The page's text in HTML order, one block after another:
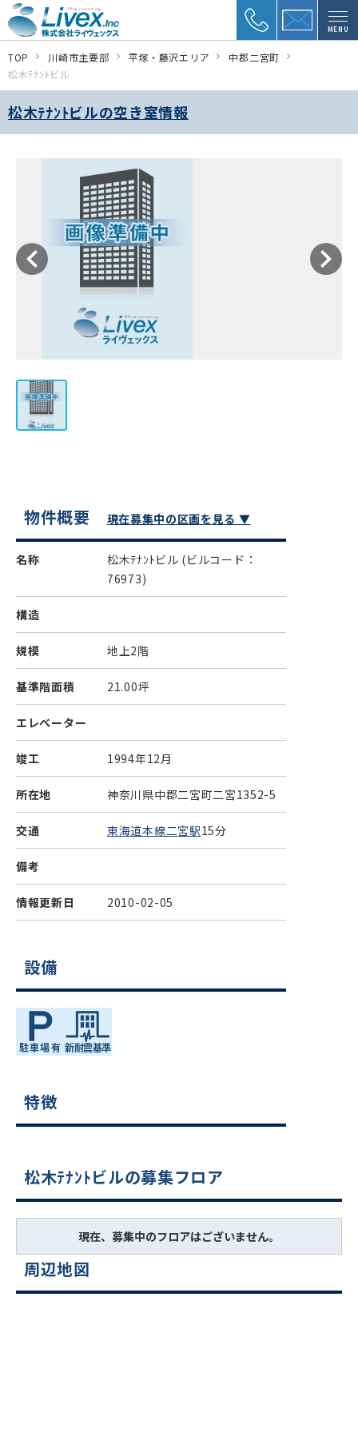
MENU
TOP 川崎市主要部 平塚・藤沢エリア
中郡二宮町
松木ﾃﾅﾝﾄビル
松木ﾃﾅﾝﾄビルの空き室情報
物件概要 現在募集中の区画を見る ▼
名称 松木ﾃﾅﾝﾄビル (ビルコード：
76973)
構造
規模 地上2階
基準階面積 21.00坪
エレベーター
竣工 1994年12月
所在地 神奈川県中郡二宮町二宮1352-5
交通 東海道本線二宮駅15分
備考
情報更新日 2010-02-05
設備
特徴
松木ﾃﾅﾝﾄビルの募集フロア
現在、募集中のフロアはございません。
周辺地図